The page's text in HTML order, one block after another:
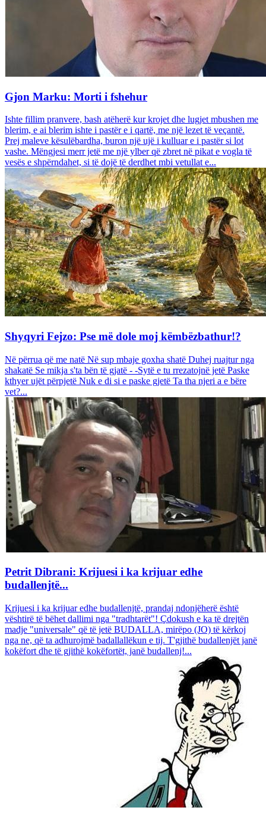
Gjon Marku: Morti i fshehur
Ishte fillim pranvere, bash atëherë kur krojet dhe lugjet mbushen me
blerim, e ai blerim ishte i pastër e i qartë, me një lezet të veçantë.
Prej maleve kësulëbardha, buron një ujë i kulluar e i pastër si lot
vashe. Mëngjesi merr jetë me një ylber që zbret në pikat e vogla të
vesës e shpërndahet, si të dojë të derdhet mbi vetullat e...
Shyqyri Fejzo: Pse më dole moj këmbëzbathur!?
Në përrua që me natë Në sup mbaje goxha shatë Duhej ruajtur nga
shakatë Se mikja s'ta bën të gjatë - -Sytë e tu rrezatojnë jetë Paske
kthyer ujët përpjetë Nuk e di si e paske gjetë Ta tha njeri a e bëre
vet?...
Petrit Dibrani: Krijuesi i ka krijuar edhe
budallenjtë...
Krijuesi i ka krijuar edhe budallenjtë, prandaj ndonjëherë është
vështirë të bëhet dallimi nga "tradhtarët"! Çdokush e ka të drejtën
madje "universale" që të jetë BUDALLA, mirëpo (JO) të kërkoj
nga ne, që ta adhurojmë badallallëkun e tij. T'gjithë budallenjët janë
kokëfort dhe të gjithë kokëfortët, janë budallenj!...